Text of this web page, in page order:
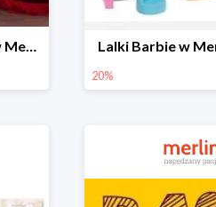
Prezenty dla dziewczynki w Merlin.pl do -50% Lalki Barbie w
20%